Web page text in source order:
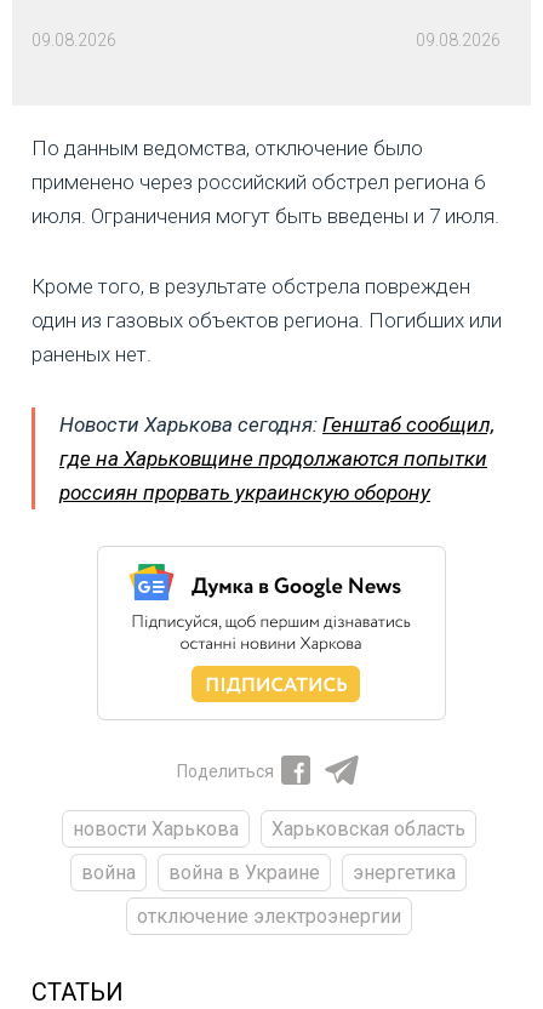
09.08.2026 09.08.2026
По данным ведомства, отключение было
применено через российский обстрел региона 6
июля. Ограничения могут быть введены и 7 июля.
Кроме того, в результате обстрела поврежден
один из газовых объектов региона. Погибших или
раненых нет.
Новости Харькова сегодня: Генштаб сообщил,
где на Харьковщине продолжаются попытки
россиян прорвать украинскую оборону
Поделиться
новости Харькова
Харьковская область
война
война в Украине
энергетика
отключение электроэнергии
СТАТЬИ